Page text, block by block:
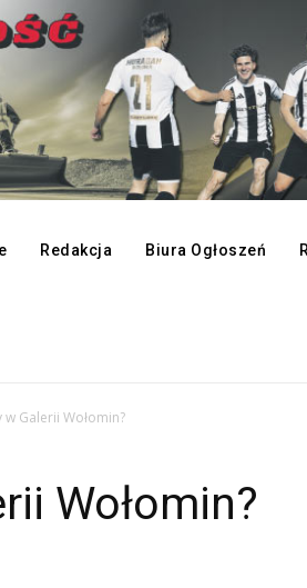
Redakcja Biura Ogłoszeń
w Galerii Wołomin?
Wołomin?